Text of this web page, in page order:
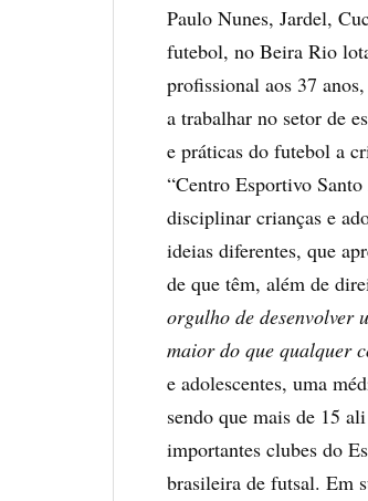
Paulo Nunes, Jardel,
futebol, no Beira Rio
profissional aos 37
a trabalhar no setor de
e práticas do futebol a
“Centro Esportivo
disciplinar crianças e
ideias diferentes, que
de que têm, além de
orgulho de desenvolver
maior do que qualquer
e adolescentes, uma
sendo que mais de 15
importantes clubes do
brasileira de futsal. Em